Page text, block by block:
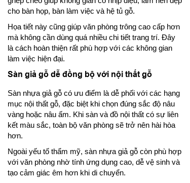
cho bàn họp, bàn làm việc và hệ tủ gỗ.
Họa tiết này cũng giúp văn phòng trông cao cấp hơn
mà không cần dùng quá nhiều chi tiết trang trí. Đây
là cách hoàn thiện rất phù hợp với các không gian
làm việc hiện đại.
Sàn giả gỗ dễ đồng bộ với nội thất gỗ
Sàn nhựa giả gỗ có ưu điểm là dễ phối với các hạng
mục nội thất gỗ, đặc biệt khi chọn đúng sắc độ nâu
vàng hoặc nâu ấm. Khi sàn và đồ nội thất có sự liên
kết màu sắc, toàn bộ văn phòng sẽ trở nên hài hòa
hơn.
Ngoài yếu tố thẩm mỹ, sàn nhựa giả gỗ còn phù hợp
với văn phòng nhờ tính ứng dụng cao, dễ vệ sinh và
tạo cảm giác êm hơn khi di chuyển.